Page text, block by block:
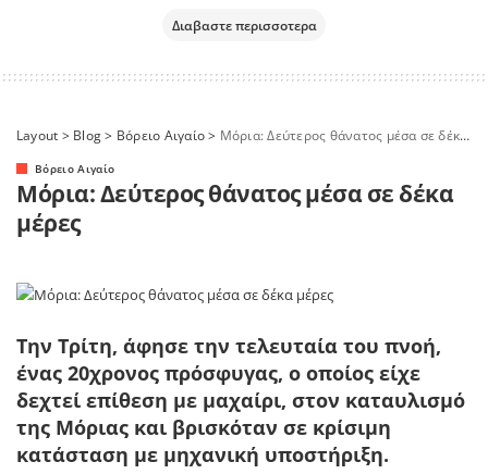
Διαβαστε περισσοτερα
Layout > Blog> Βόρειο Αιγαίο> Μόρια: Δεύτερος θάνατος μέσα σε δέκα μέρες
Βόρειο Αιγαίο
Μόρια: Δεύτερος θάνατος μέσα σε δέκα
μέρες
Την Τρίτη, άφησε την τελευταία του πνοή,
ένας 20χρονος πρόσφυγας, ο οποίος είχε
δεχτεί επίθεση με μαχαίρι, στον καταυλισμό
της Μόριας και βρισκόταν σε κρίσιμη
κατάσταση με μηχανική υποστήριξη.